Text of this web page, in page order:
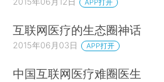
APP打开
互联网医疗的生态圈神话
2015年06月03日 APP打开
中国互联网医疗难圈医生